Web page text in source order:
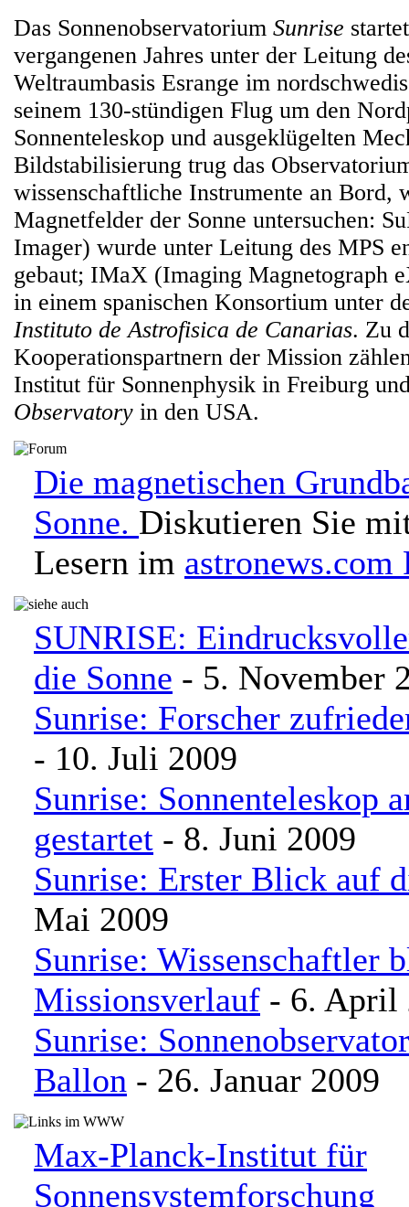
Das Sonnenobservatorium Sunrise
vergangenen Jahres unter der Leitung
Weltraumbasis Esrange im
seinem 130-stündigen Flug um den
Sonnenteleskop und ausgeklügelten
Bildstabilisierung trug das
wissenschaftliche Instrumente an Bord,
Magnetfelder der Sonne untersuchen:
Imager) wurde unter Leitung des MPS
gebaut; IMaX (Imaging Magnetograph
in einem spanischen Konsortium unter
Instituto de Astrofisica de Canarias. Zu
Kooperationspartnern der Mission
Institut für Sonnenphysik in Freiburg
Observatory in den USA.
Die magnetischen
Sonne. Diskutieren Sie
Lesern im astronews.com
SUNRISE:
die Sonne - 5. November
Sunrise: Forscher
- 10. Juli 2009
Sunrise: Sonnenteleskop
gestartet - 8. Juni 2009
Sunrise: Erster Blick auf
Mai 2009
Sunrise: Wissenschaftler
Missionsverlauf - 6. April
Sunrise:
Ballon - 26. Januar 2009
Max-Planck-Institut für
Sonnensystemforschung